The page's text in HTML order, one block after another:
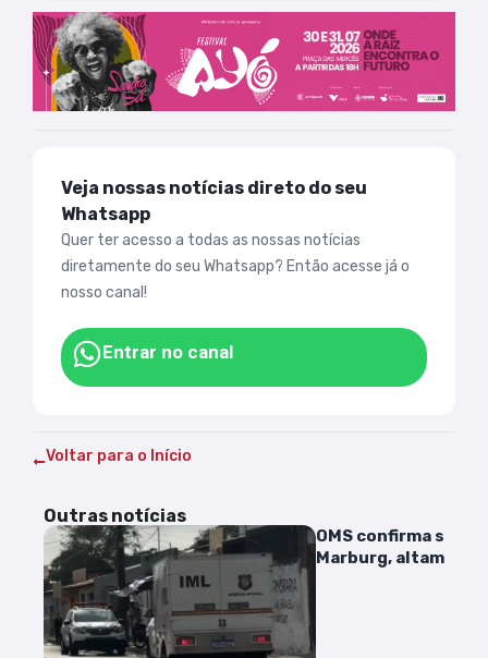
Veja nossas notícias direto do seu
Whatsapp
Quer ter acesso a todas as nossas notícias
diretamente do seu Whatsapp? Então acesse já o
nosso canal!
Entrar no canal
Voltar para o Início
Outras notícias
OMS confirma
Marburg,